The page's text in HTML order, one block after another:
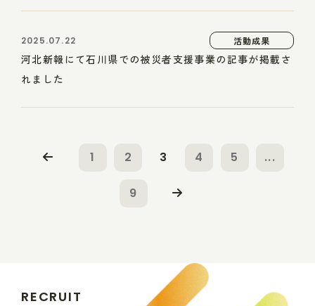
2025.07.22 活動成果
河北新報にて石川県での被災者支援事業の記事が掲載さ
れました
1 2 3 4 5 ...
9
RECRUIT